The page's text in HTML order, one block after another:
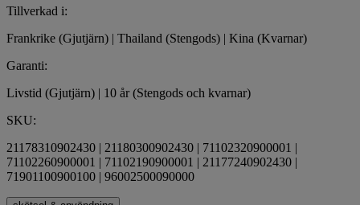
Tillverkad i:
Frankrike (Gjutjärn) | Thailand (Stengods) | Kina (Kvarnar)
Garanti:
Livstid (Gjutjärn) | 10 år (Stengods och kvarnar)
SKU:
21178310902430 | 21180300902430 | 71102320900001 |
71102260900001 | 71102190900001 | 21177240902430 |
71901100900100 | 96002500090000